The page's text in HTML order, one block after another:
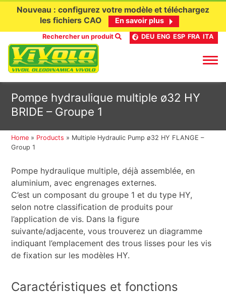
contenu
Nouveau : configurez votre modèle et téléchargez
les fichiers CAO
En savoir plus
Rechercher un produit DEU ENG ESP FRA ITA
Pompe hydraulique multiple ø32 HY
BRIDE – Groupe 1
Home » Products » Multiple Hydraulic Pump ø32 HY FLANGE –
Group 1
Pompe hydraulique multiple, déjà assemblée, en
aluminium, avec engrenages externes.
C’est un composant du groupe 1 et du type HY,
selon notre classification de produits pour
l’application de vis. Dans la figure
suivante/adjacente, vous trouverez un diagramme
indiquant l’emplacement des trous lisses pour les vis
de fixation sur les modèles HY.
Caractéristiques et fonctions